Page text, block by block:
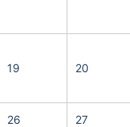
19 20
26 27